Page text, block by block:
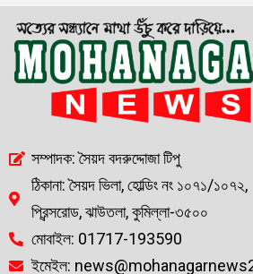
সম্পাদক: সৈয়দ বদরুদ্দোজা টিপু
ঠিকানা: সৈয়দ ভিলা, হোল্ডিং নং ১০৭১/১০৭২,
প্রিন্সরোড, ঝাউতলা, কুমিল্লা-৩৫০০
মোবাইল: 01717-193590
ইমেইল: